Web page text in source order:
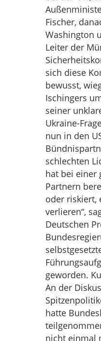
Fischer,
Washington
Leiter der
sich diese
bewusst,
Ischingers
seiner
Ukraine-
nun in den
schlechten
hat bei einer
Partnern
oder riskiert,
verlieren“,
Deutschen
geworden.
An der
hatte
nicht einmal